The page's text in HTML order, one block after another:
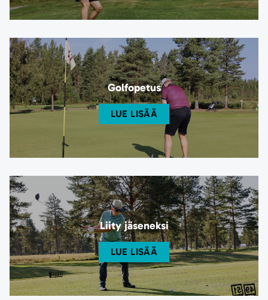
Golfopetus
LUE LISÄÄ
Liity jäseneksi
LUE LISÄÄ